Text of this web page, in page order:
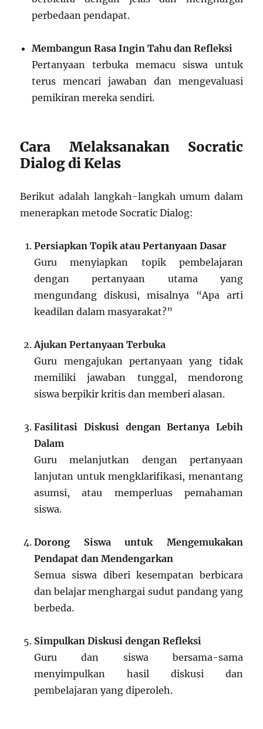
perbedaan pendapat.
Membangun Rasa Ingin Tahu dan Refleksi
Pertanyaan terbuka memacu siswa untuk
terus mencari jawaban dan mengevaluasi
pemikiran mereka sendiri.
Cara Melaksanakan Socratic
Dialog di Kelas
Berikut adalah langkah-langkah umum dalam
menerapkan metode Socratic Dialog:
Persiapkan Topik atau Pertanyaan Dasar
Guru menyiapkan topik pembelajaran
dengan pertanyaan utama yang
mengundang diskusi, misalnya “Apa arti
keadilan dalam masyarakat?”
Ajukan Pertanyaan Terbuka
Guru mengajukan pertanyaan yang tidak
memiliki jawaban tunggal, mendorong
siswa berpikir kritis dan memberi alasan.
Fasilitasi Diskusi dengan Bertanya Lebih
Dalam
Guru melanjutkan dengan pertanyaan
lanjutan untuk mengklarifikasi, menantang
asumsi, atau memperluas pemahaman
siswa.
Dorong Siswa untuk Mengemukakan
Pendapat dan Mendengarkan
Semua siswa diberi kesempatan berbicara
dan belajar menghargai sudut pandang yang
berbeda.
Simpulkan Diskusi dengan Refleksi
Guru dan siswa bersama-sama
menyimpulkan hasil diskusi dan
pembelajaran yang diperoleh.